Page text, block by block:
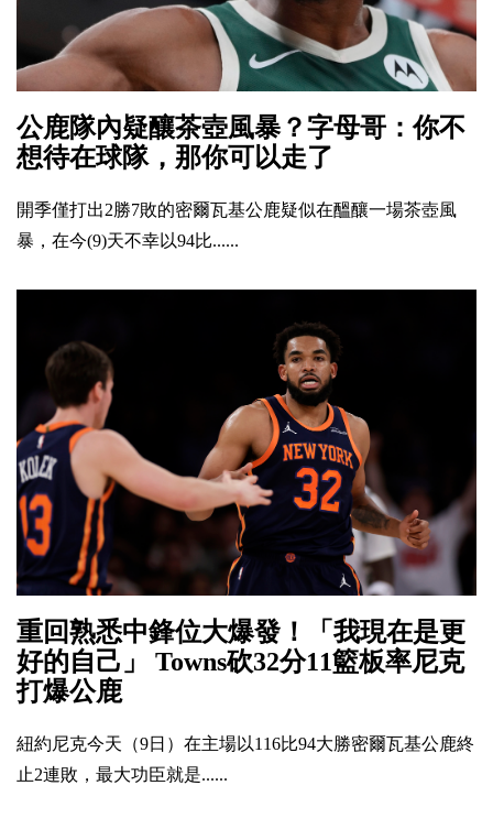
公鹿隊內疑釀茶壺風暴？字母哥：你不
想待在球隊，那你可以走了
開季僅打出2勝7敗的密爾瓦基公鹿疑似在醞釀一場茶壺風
暴，在今(9)天不幸以94比......
重回熟悉中鋒位大爆發！「我現在是更
好的自己」 Towns砍32分11籃板率尼克
打爆公鹿
紐約尼克今天（9日）在主場以116比94大勝密爾瓦基公鹿終
止2連敗，最大功臣就是......